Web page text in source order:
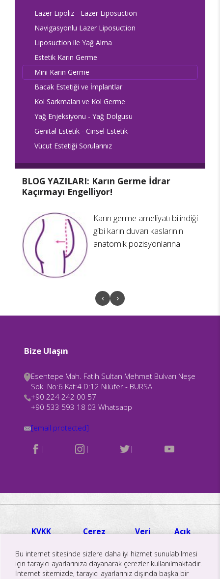
Lazer Lipoliz - Lazer Liposuction
Navigasyonlu Lazer Liposuction
Liposuction ile Yağ Alma
Estetik Karın Germe
Mini Karın Germe
Bacak Estetiği ve İmplantlar
Kol Sarkmaları ve Kol Germe
Yağ Enjeksiyonu - Yağ Dolgusu
Genital Estetik - Cinsel Estetik
Vücut Estetiği Sorularınız
BLOG YAZILARI: Karın Germe İdrar
Kaçırmayı Engelliyor!
Karın germe ameliyatı bilindiği
gibi karın duvarı kaslarının
anatomik pozisyonlarına
‹ ›
Bize Ulaşın
Esentepe Mah. Fatih Sultan Mehmet Bulvarı Neşe
Sok. No:6 Kat:4 D:12 Nilüfer - BURSA
+90 224 242 00 57
+90 533 593 18 03 Whatsapp
[email protected]
| | |
KVKK
Aydınlatma
Metni
Çerez
Aydınlatma
Metni
Veri
Saklama
Politikası
Açık
Metni
Bu internet sitesinde sizlere daha iyi hizmet sunulabilmesi
için tarayıcı ayarlarınıza dayanarak çerezler kullanılmaktadır.
İnternet sitemizde, tarayıcı ayarlarınız dışında başka bir